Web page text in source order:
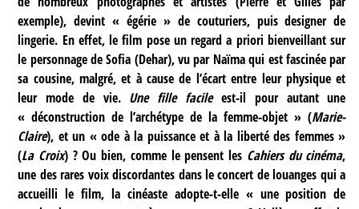
exemple), devint « égérie » de couturiers, puis designer de
lingerie. En effet, le film pose un regard a priori bienveillant sur
le personnage de Sofia (Dehar), vu par Naïma qui est fascinée par
sa cousine, malgré, et à cause de l’écart entre leur physique et
leur mode de vie. Une fille facileest-il pour autant une
« déconstruction de l’archétype de la femme-objet » (Marie-
Claire), et un « ode à la puissance et à la liberté des femmes »
(La Croix) ? Ou bien, comme le pensent les Cahiers du cinéma,
une des rares voix discordantes dans le concert de louanges qui a
accueilli le film, la cinéaste adopte-t-elle « une position de